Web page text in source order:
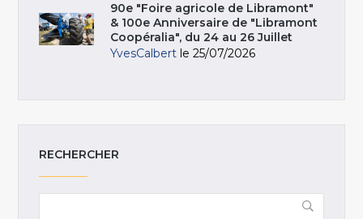
90e "Foire agricole de Libramont"
& 100e Anniversaire de "Libramont
Coopéralia", du 24 au 26 Juillet
YvesCalbert le 25/07/2026
RECHERCHER